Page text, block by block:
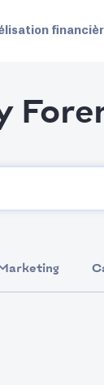
Marketing